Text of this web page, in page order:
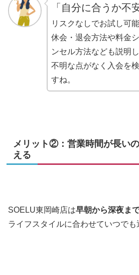
「自分に合うか不
リスクなしでお試し可能
休会・退会方法や料金
ンセル方法なども説明
不明な点がなく入会を
すね。
メリット②：営業時間が長い
える
SOELU東岡崎店は早朝から深夜ま
ライフスタイルに合わせていつでも